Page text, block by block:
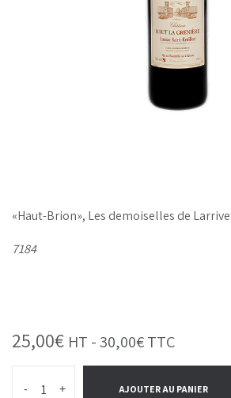
«Haut-Brion», Les demoiselles de
7184
25,00€ HT -30,00€TTC
- + AJOUTER AU PANIER